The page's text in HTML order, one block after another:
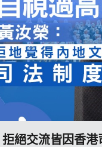
登記支持
聯絡我們
拒絕交流皆因香